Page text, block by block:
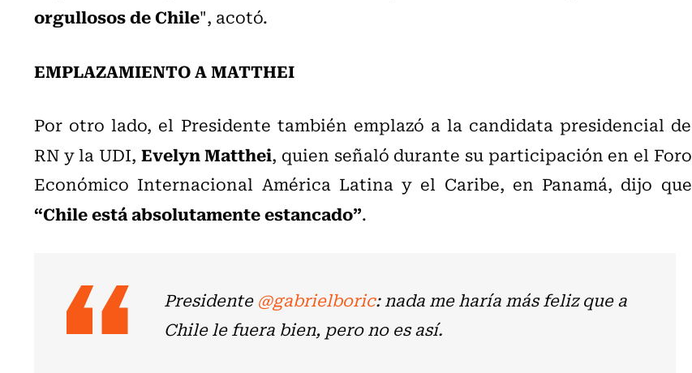
orgullosos de Chile", acotó.
EMPLAZAMIENTO A MATTHEI
Por otro lado, el Presidente también emplazó a la candidata presidencial de
RN y la UDI, Evelyn Matthei, quien señaló durante su participación en el Foro
Económico Internacional América Latina y el Caribe, en Panamá, dijo que
“Chile está absolutamente estancado”.
Presidente@gabrielboric: nada me haría más feliz que a
Chile le fuera bien, pero no es así.